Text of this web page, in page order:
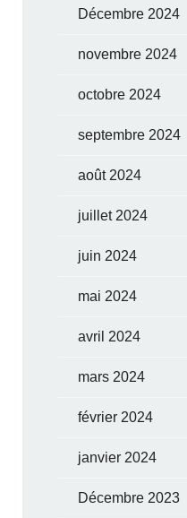
Décembre 2024
novembre 2024
octobre 2024
septembre 2024
août 2024
juillet 2024
juin 2024
mai 2024
avril 2024
mars 2024
février 2024
janvier 2024
Décembre 2023